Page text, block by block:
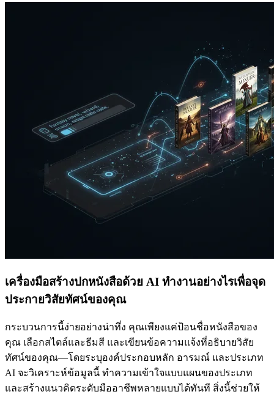
เครื่องมือสร้างปกหนังสือด้วย AI ทำงานอย่างไรเพื่อจุด
ประกายวิสัยทัศน์ของคุณ
กระบวนการนี้ง่ายอย่างน่าทึ่ง คุณเพียงแค่ป้อนชื่อหนังสือของ
คุณ เลือกสไตล์และธีมสี และเขียนข้อความแจ้งที่อธิบายวิสัย
ทัศน์ของคุณ—โดยระบุองค์ประกอบหลัก อารมณ์ และประเภท
AI จะวิเคราะห์ข้อมูลนี้ ทำความเข้าใจแบบแผนของประเภท
และสร้างแนวคิดระดับมืออาชีพหลายแบบได้ทันที สิ่งนี้ช่วยให้